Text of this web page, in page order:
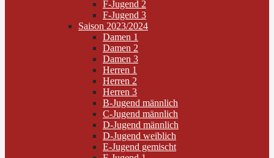
F-Jugend 2
F-Jugend 3
Saison 2023/2024
Damen 1
Damen 2
Damen 3
Herren 1
Herren 2
Herren 3
B-Jugend männlich
C-Jugend männlich
D-Jugend männlich
D-Jugend weiblich
E-Jugend gemischt